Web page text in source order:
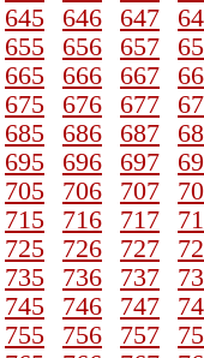
645 646 647
655 656 657
665 666 667
675 676 677
685 686 687
695 696 697
705 706 707
715 716 717
725 726 727
735 736 737
745 746 747
755 756 757